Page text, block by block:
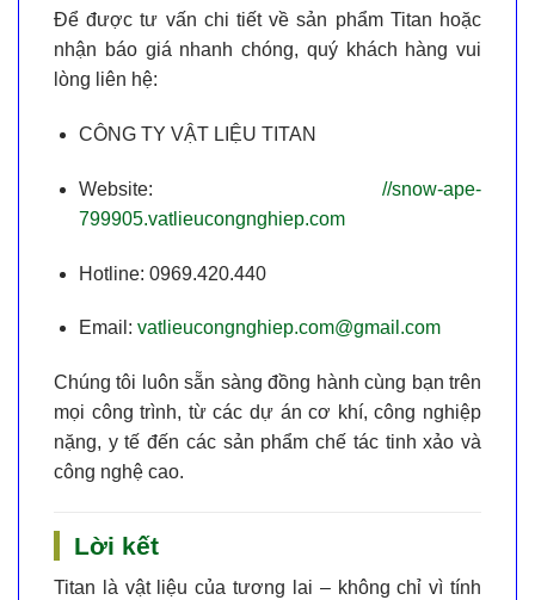
Để được tư vấn chi tiết về sản phẩm Titan hoặc
nhận báo giá nhanh chóng, quý khách hàng vui
lòng liên hệ:
CÔNG TY VẬT LIỆU TITAN
Website:
//snow-ape-
799905.vatlieucongnghiep.com
Hotline: 0969.420.440
Email: vatlieucongnghiep.com@gmail.com
Chúng tôi luôn sẵn sàng đồng hành cùng bạn trên
mọi công trình, từ các dự án cơ khí, công nghiệp
nặng, y tế đến các sản phẩm chế tác tinh xảo và
công nghệ cao.
Lời kết
Titan là vật liệu của tương lai – không chỉ vì tính